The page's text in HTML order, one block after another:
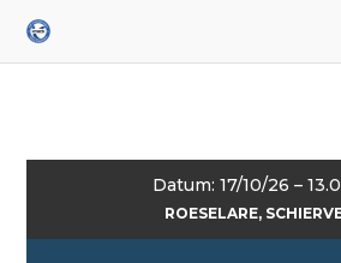
Datum: 17/10/26 –
ROESELARE,